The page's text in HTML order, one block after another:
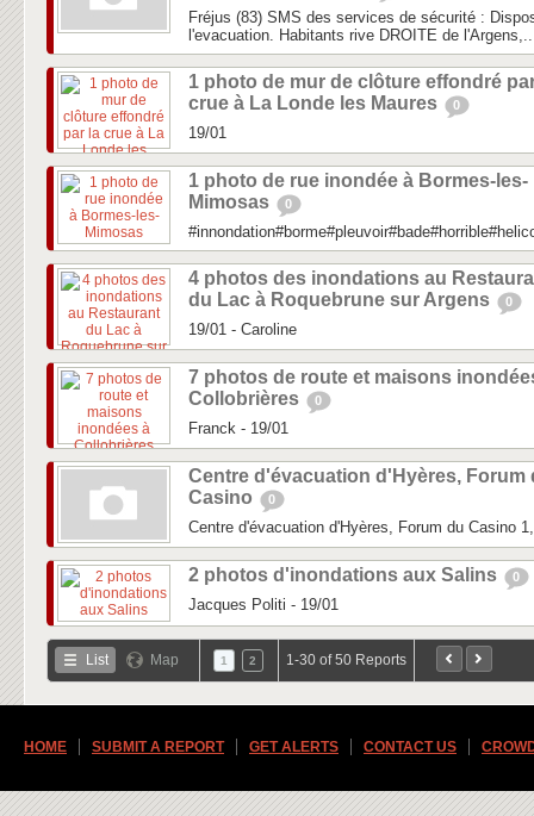
Fréjus (83) SMS des services de sécurité :
l'evacuation. Habitants rive DROITE de
1 photo de mur de clôture effondré
crue à La Londe les Maures
0
19/01
1 photo de rue inondée à Bormes-les-
Mimosas
0
4 photos des inondations au
du Lac à Roquebrune sur Argens
0
19/01 - Caroline
7 photos de route et maisons
Collobrières
0
Franck - 19/01
Centre d'évacuation d'Hyères, Forum
Casino
0
Centre d'évacuation d'Hyères, Forum du Casino
2 photos d'inondations aux Salins 0
Jacques Politi - 19/01
List Map 1 2 1-30 of 50 Reports
HOME SUBMIT A REPORT GET ALERTS CONTACT US